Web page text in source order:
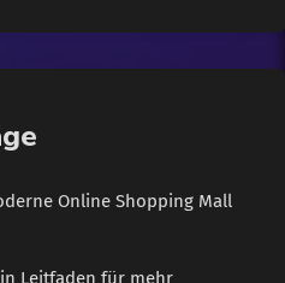
[…]
Online Shopping Mall
Leitfaden für mehr